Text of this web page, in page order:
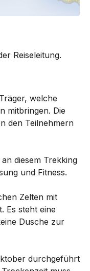
Reiseleitung.
welche
mitbringen. Die
den Teilnehmern
diesem Trekking
und Fitness.
Zelten mit
Es steht eine
Dusche zur
durchgeführt